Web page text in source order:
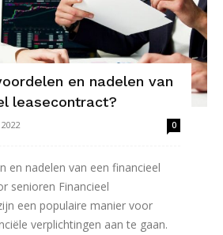
en nadelen van
leasecontract?
0
en nadelen van een financieel
senioren Financieel
een populaire manier voor
verplichtingen aan te gaan.